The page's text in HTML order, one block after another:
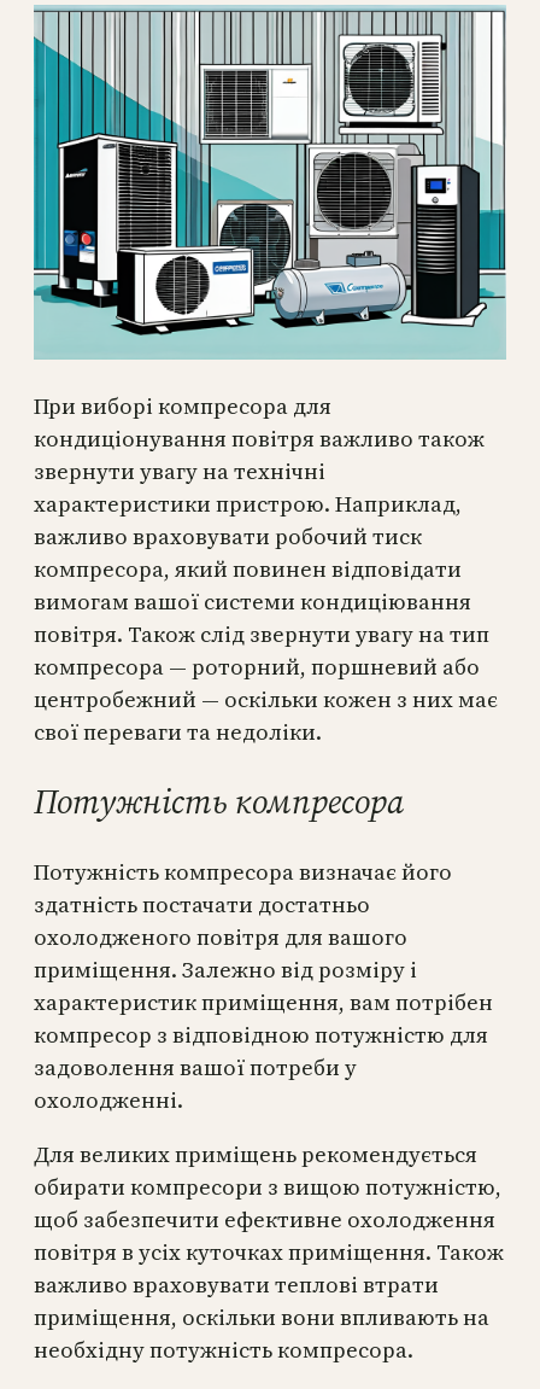
При виборі компресора для
кондиціонування повітря важливо також
звернути увагу на технічні
характеристики пристрою. Наприклад,
важливо враховувати робочий тиск
компресора, який повинен відповідати
вимогам вашої системи кондиціювання
повітря. Також слід звернути увагу на тип
компресора — роторний, поршневий або
центробежний — оскільки кожен з них має
свої переваги та недоліки.
Потужність компресора
Потужність компресора визначає його
здатність постачати достатньо
охолодженого повітря для вашого
приміщення. Залежно від розміру і
характеристик приміщення, вам потрібен
компресор з відповідною потужністю для
задоволення вашої потреби у
охолодженні.
Для великих приміщень рекомендується
обирати компресори з вищою потужністю,
щоб забезпечити ефективне охолодження
повітря в усіх куточках приміщення. Також
важливо враховувати теплові втрати
приміщення, оскільки вони впливають на
необхідну потужність компресора.